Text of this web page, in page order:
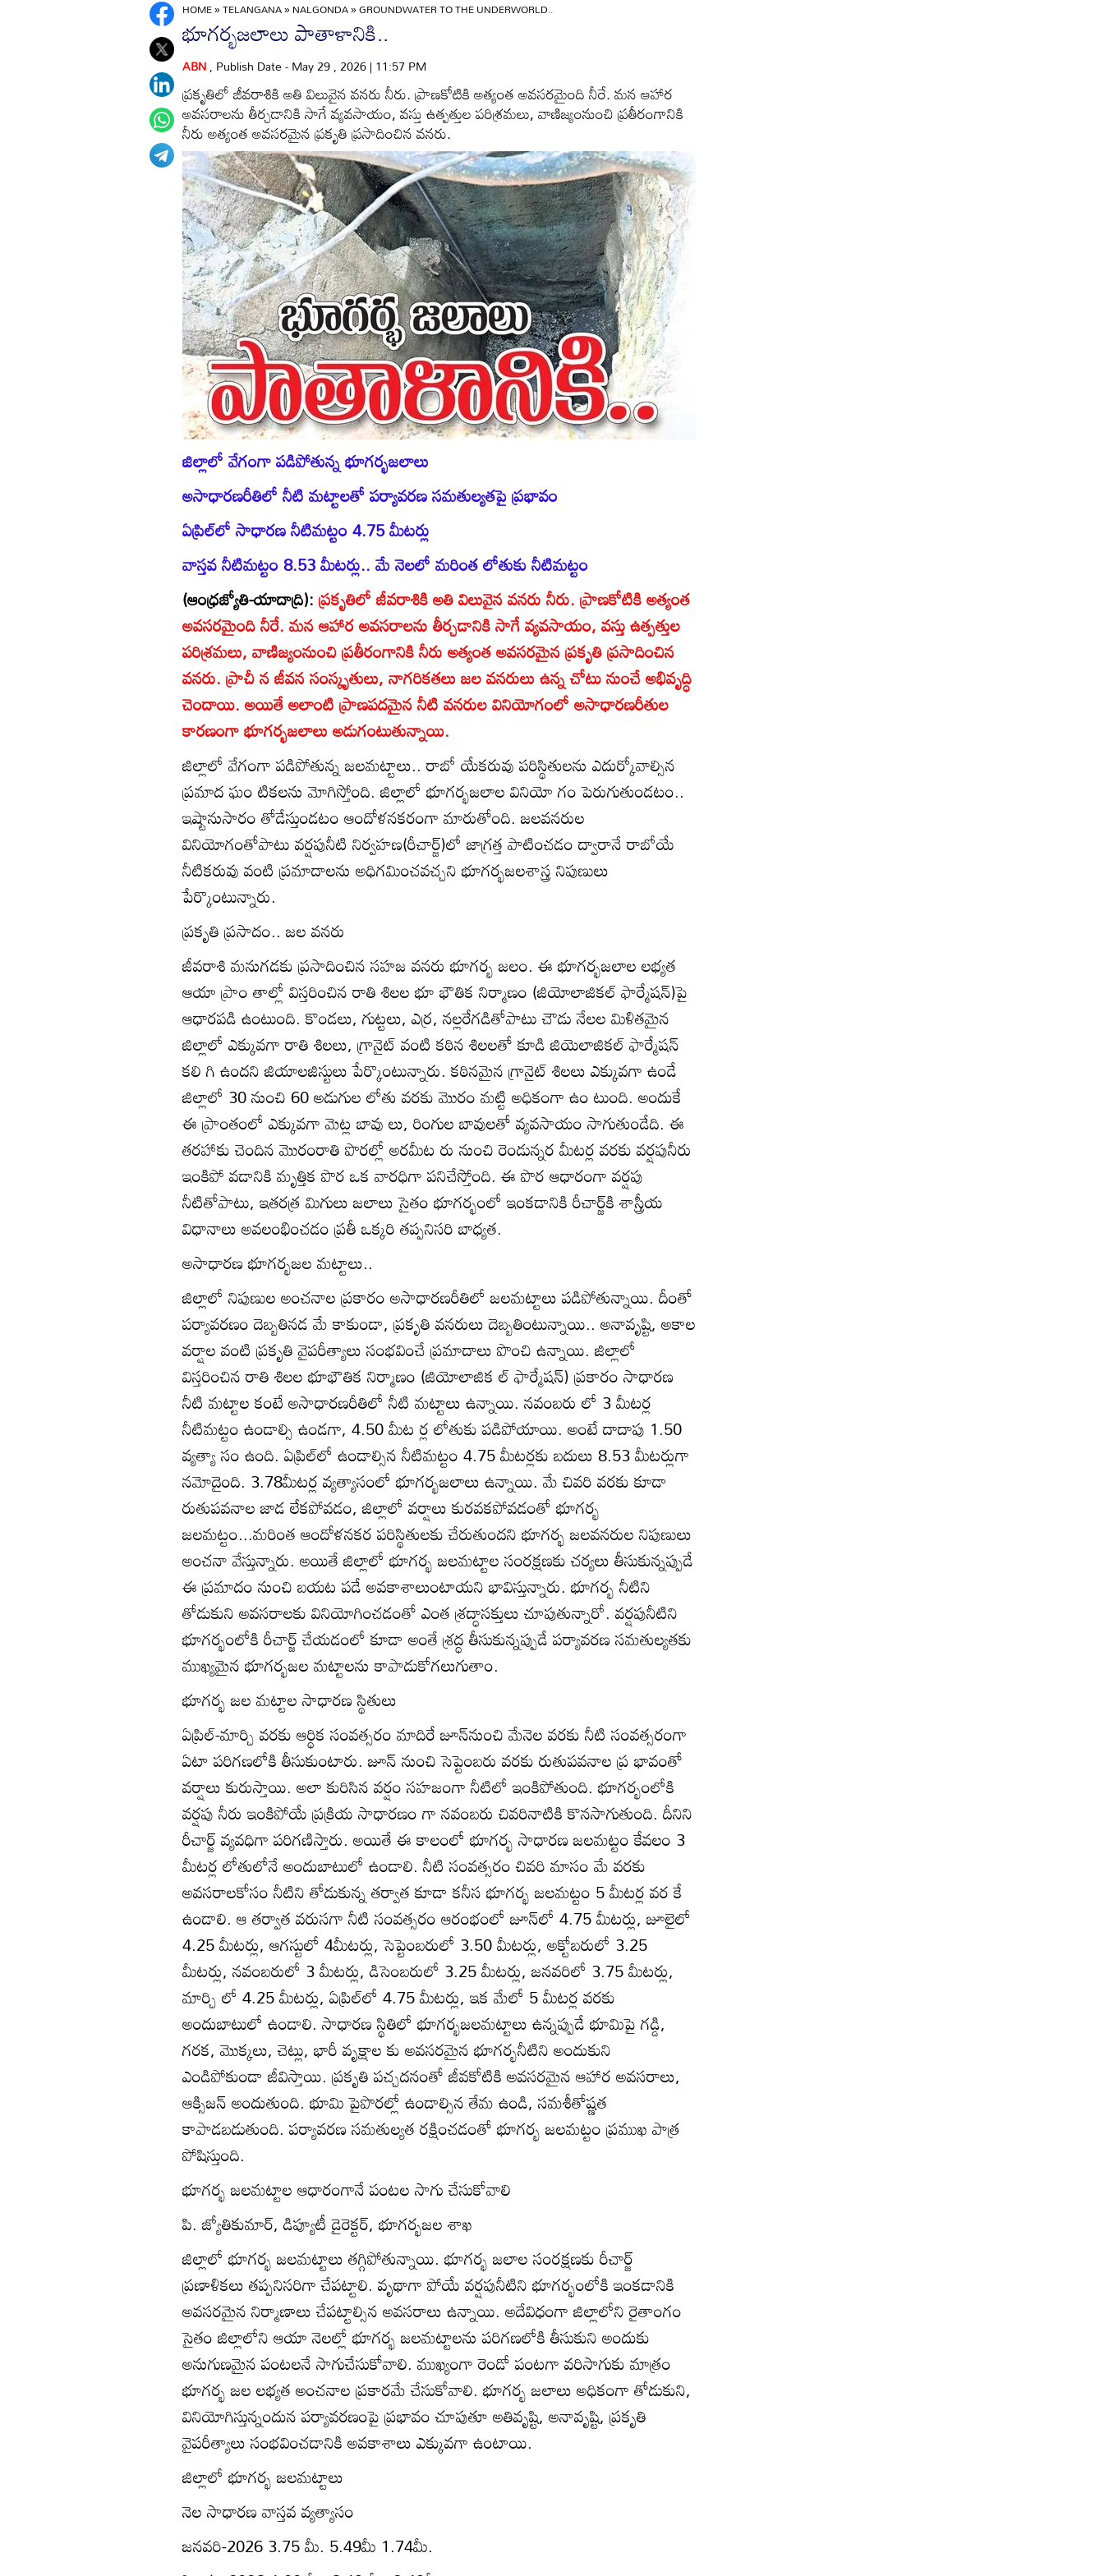
HOME»TELANGANA»NALGONDA»GROUNDWATER TO THE UNDERWORLD..
భూగర్భజలాలు పాతాళానికి..
ABN, Publish Date - May 29 , 2026 | 11:57 PM
ప్రకృతిలో జీవరాశికి అతి విలువైన వనరు నీరు. ప్రాణకోటికి అత్యంత అవసరమైంది నీరే. మన ఆహార
అవసరాలను తీర్చడానికి సాగే వ్యవసాయం, వస్తు ఉత్పత్తుల పరిశ్రమలు, వాణిజ్యంనుంచి ప్రతీరంగానికి
నీరు అత్యంత అవసరమైన ప్రకృతి ప్రసాదించిన వనరు.
జిల్లాలో వేగంగా పడిపోతున్న భూగర్భజలాలు
అసాధారణరీతిలో నీటి మట్టాలతో పర్యావరణ సమతుల్యతపై ప్రభావం
ఏప్రిల్‌లో సాధారణ నీటిమట్టం 4.75 మీటర్లు
వాస్తవ నీటిమట్టం 8.53 మీటర్లు.. మే నెలలో మరింత లోతుకు నీటిమట్టం
(ఆంధ్రజ్యోతి-యాదాద్రి):ప్రకృతిలో జీవరాశికి అతి విలువైన వనరు నీరు. ప్రాణకోటికి అత్యంత
అవసరమైంది నీరే. మన ఆహార అవసరాలను తీర్చడానికి సాగే వ్యవసాయం, వస్తు ఉత్పత్తుల
పరిశ్రమలు, వాణిజ్యంనుంచి ప్రతీరంగానికి నీరు అత్యంత అవసరమైన ప్రకృతి ప్రసాదించిన
వనరు. ప్రాచీ న జీవన సంస్కృతులు, నాగరికతలు జల వనరులు ఉన్న చోటు నుంచే అభివృద్ధి
చెందాయి. అయితే అలాంటి ప్రాణపదమైన నీటి వనరుల వినియోగంలో అసాధారణరీతుల
కారణంగా భూగర్భజలాలు అడుగంటుతున్నాయి.
జిల్లాలో వేగంగా పడిపోతున్న జలమట్టాలు.. రాబో యేకరువు పరిస్థితులను ఎదుర్కోవాల్సిన
ప్రమాద ఘం టికలను మోగిస్తోంది. జిల్లాలో భూగర్భజలాల వినియో గం పెరుగుతుండటం..
ఇష్టానుసారం తోడేస్తుండటం ఆందోళనకరంగా మారుతోంది. జలవనరుల
వినియోగంతోపాటు వర్షపునీటి నిర్వహణ(రీచార్జ్‌)లో జాగ్రత్త పాటించడం ద్వారానే రాబోయే
నీటికరువు వంటి ప్రమాదాలను అధిగమించవచ్చని భూగర్భజలశాస్త్ర నిపుణులు
పేర్కొంటున్నారు.
ప్రకృతి ప్రసాదం.. జల వనరు
జీవరాశి మనుగడకు ప్రసాదించిన సహజ వనరు భూగర్భ జలం. ఈ భూగర్భజలాల లభ్యత
ఆయా ప్రాం తాల్లో విస్తరించిన రాతి శిలల భూ భౌతిక నిర్మాణం (జియోలాజికల్‌ ఫార్మేషన్‌)పై
ఆధారపడి ఉంటుంది. కొండలు, గుట్టలు, ఎర్ర, నల్లరేగడితోపాటు చౌడు నేలల మిళితమైన
జిల్లాలో ఎక్కువగా రాతి శిలలు, గ్రానైట్‌ వంటి కఠిన శిలలతో కూడి జియెలాజికల్‌ ఫార్మేషన్‌
కలి గి ఉందని జియాలజిస్టులు పేర్కొంటున్నారు. కఠినమైన గ్రానైట్‌ శిలలు ఎక్కువగా ఉండే
జిల్లాలో 30 నుంచి 60 అడుగుల లోతు వరకు మొరం మట్టి అధికంగా ఉం టుంది. అందుకే
ఈ ప్రాంతంలో ఎక్కువగా మెట్ల బావు లు, రింగుల బావులతో వ్యవసాయం సాగుతుండేది. ఈ
తరహాకు చెందిన మొరంరాతి పొరల్లో అరమీట రు నుంచి రెండున్నర మీటర్ల వరకు వర్షపునీరు
ఇంకిపో వడానికి మృత్తిక పొర ఒక వారధిగా పనిచేస్తోంది. ఈ పొర ఆధారంగా వర్షపు
నీటితోపాటు, ఇతరత్ర మిగులు జలాలు సైతం భూగర్భంలో ఇంకడానికి రీచార్జ్‌కి శాస్త్రీయ
విధానాలు అవలంభించడం ప్రతీ ఒక్కరి తప్పనిసరి బాధ్యత.
అసాధారణ భూగర్భజల మట్టాలు..
జిల్లాలో నిపుణుల అంచనాల ప్రకారం అసాధారణరీతిలో జలమట్టాలు పడిపోతున్నాయి. దీంతో
పర్యావరణం దెబ్బతినడ మే కాకుండా, ప్రకృతి వనరులు దెబ్బతింటున్నాయి.. అనావృష్టి, అకాల
వర్షాల వంటి ప్రకృతి వైపరీత్యాలు సంభవించే ప్రమాదాలు పొంచి ఉన్నాయి. జిల్లాలో
విస్తరించిన రాతి శిలల భూభౌతిక నిర్మాణం (జియోలాజిక ల్‌ ఫార్మేషన్‌) ప్రకారం సాధారణ
నీటి మట్టాల కంటే అసాధారణరీతిలో నీటి మట్టాలు ఉన్నాయి. నవంబరు లో 3 మీటర్ల
నీటిమట్టం ఉండాల్సి ఉండగా, 4.50 మీట ర్ల లోతుకు పడిపోయాయి. అంటే దాదాపు 1.50
వ్యత్యా సం ఉంది. ఏప్రిల్‌లో ఉండాల్సిన నీటిమట్టం 4.75 మీటర్లకు బదులు 8.53 మీటర్లుగా
నమోదైంది. 3.78మీటర్ల వ్యత్యాసంలో భూగర్భజలాలు ఉన్నాయి. మే చివరి వరకు కూడా
రుతుపవనాల జాడ లేకపోవడం, జిల్లాలో వర్షాలు కురవకపోవడంతో భూగర్భ
జలమట్టం...మరింత ఆందోళనకర పరిస్థితులకు చేరుతుందని భూగర్భ జలవనరుల నిపుణులు
అంచనా వేస్తున్నారు. అయితే జిల్లాలో భూగర్భ జలమట్టాల సంరక్షణకు చర్యలు తీసుకున్నప్పుడే
ఈ ప్రమాదం నుంచి బయట పడే అవకాశాలుంటాయని భావిస్తున్నారు. భూగర్భ నీటిని
తోడుకుని అవసరాలకు వినియోగించడంతో ఎంత శ్రద్ధాసక్తులు చూపుతున్నారో. వర్షపునీటిని
భూగర్భంలోకి రీచార్జ్‌ చేయడంలో కూడా అంతే శ్రద్ధ తీసుకున్నప్పుడే పర్యావరణ సమతుల్యతకు
ముఖ్యమైన భూగర్భజల మట్టాలను కాపాడుకోగలుగుతాం.
భూగర్భ జల మట్టాల సాధారణ స్థితులు
ఏప్రిల్‌-మార్చి వరకు ఆర్థిక సంవత్సరం మాదిరే జూన్‌నుంచి మేనెల వరకు నీటి సంవత్సరంగా
ఏటా పరిగణలోకి తీసుకుంటారు. జూన్‌ నుంచి సెప్టెంబరు వరకు రుతుపవనాల ప్ర భావంతో
వర్షాలు కురుస్తాయి. అలా కురిసిన వర్షం సహజంగా నీటిలో ఇంకిపోతుంది. భూగర్భంలోకి
వర్షపు నీరు ఇంకిపోయే ప్రక్రియ సాధారణం గా నవంబరు చివరినాటికి కొనసాగుతుంది. దీనిని
రీచార్జ్‌ వ్యవధిగా పరిగణిస్తారు. అయితే ఈ కాలంలో భూగర్భ సాధారణ జలమట్టం కేవలం 3
మీటర్ల లోతులోనే అందుబాటులో ఉండాలి. నీటి సంవత్సరం చివరి మాసం మే వరకు
అవసరాలకోసం నీటిని తోడుకున్న తర్వాత కూడా కనీస భూగర్భ జలమట్టం 5 మీటర్ల వర కే
ఉండాలి. ఆ తర్వాత వరుసగా నీటి సంవత్సరం ఆరంభంలో జూన్‌లో 4.75 మీటర్లు, జూలైలో
4.25 మీటర్లు, ఆగస్టులో 4మీటర్లు, సెప్టెంబరులో 3.50 మీటర్లు, అక్టోబరులో 3.25
మీటర్లు, నవంబరులో 3 మీటర్లు, డిసెంబరులో 3.25 మీటర్లు, జనవరిలో 3.75 మీటర్లు,
మార్చి లో 4.25 మీటర్లు, ఏప్రిల్‌లో 4.75 మీటర్లు, ఇక మేలో 5 మీటర్ల వరకు
అందుబాటులో ఉండాలి. సాధారణ స్థితిలో భూగర్భజలమట్టాలు ఉన్నప్పుడే భూమిపై గడ్డి,
గరక, మొక్కలు, చెట్లు, భారీ వృక్షాల కు అవసరమైన భూగర్భనీటిని అందుకుని
ఎండిపోకుండా జీవిస్తాయి. ప్రకృతి పచ్చదనంతో జీవకోటికి అవసరమైన ఆహార అవసరాలు,
ఆక్సిజన్‌ అందుతుంది. భూమి పైపొరల్లో ఉండాల్సిన తేమ ఉండి, సమశీతోష్ణత
కాపాడబడుతుంది. పర్యావరణ సమతుల్యత రక్షించడంతో భూగర్భ జలమట్టం ప్రముఖ పాత్ర
పోషిస్తుంది.
భూగర్భ జలమట్టాల ఆధారంగానే పంటల సాగు చేసుకోవాలి
పి. జ్యోతికుమార్‌, డిప్యూటీ డైరెక్టర్‌, భూగర్భజల శాఖ
జిల్లాలో భూగర్భ జలమట్టాలు తగ్గిపోతున్నాయి. భూగర్భ జలాల సంరక్షణకు రీచార్జ్‌
ప్రణాళికలు తప్పనిసరిగా చేపట్టాలి. వృథాగా పోయే వర్షపునీటిని భూగర్భంలోకి ఇంకడానికి
అవసరమైన నిర్మాణాలు చేపట్టాల్సిన అవసరాలు ఉన్నాయి. అదేవిధంగా జిల్లాలోని రైతాంగం
సైతం జిల్లాలోని ఆయా నెలల్లో భూగర్భ జలమట్టాలను పరిగణలోకి తీసుకుని అందుకు
అనుగుణమైన పంటలనే సాగుచేసుకోవాలి. ముఖ్యంగా రెండో పంటగా వరిసాగుకు మాత్రం
భూగర్భ జల లభ్యత అంచనాల ప్రకారమే చేసుకోవాలి. భూగర్భ జలాలు అధికంగా తోడుకుని,
వినియోగిస్తున్నందున పర్యావరణంపై ప్రభావం చూపుతూ అతివృష్టి, అనావృష్టి, ప్రకృతి
వైపరీత్యాలు సంభవించడానికి అవకాశాలు ఎక్కువగా ఉంటాయి.
జిల్లాలో భూగర్భ జలమట్టాలు
నెల సాధారణ వాస్తవ వ్యత్యాసం
జనవరి-2026 3.75 మీ. 5.49మీ 1.74మీ.